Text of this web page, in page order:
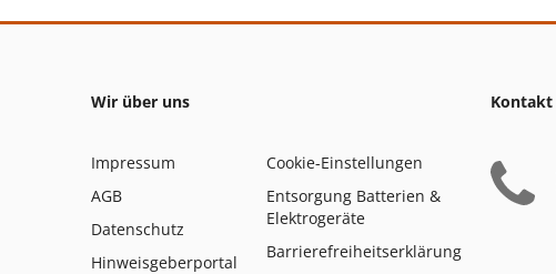
Wir über uns
Impressum
AGB
Datenschutz
Hinweisgeberportal
Cookie-Einstellungen
Entsorgung Batterien &
Elektrogeräte
Barrierefreiheitserklärung
Kontakt